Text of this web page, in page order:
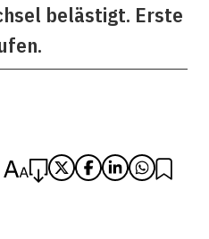
belästigt. Erste